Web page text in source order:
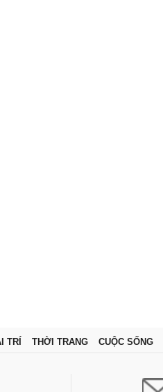
TRÍ THỜI TRANG CUỘC SỐNG